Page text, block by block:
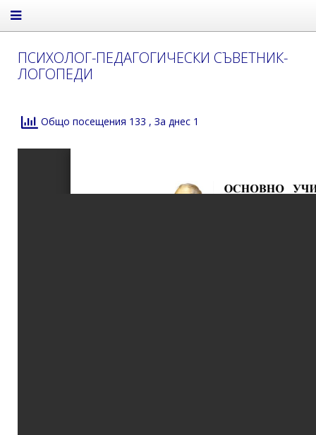
ПСИХОЛОГ-ПЕДАГОГИЧЕСКИ СЪВЕТНИК-
ЛОГОПЕДИ
Общо посещения 133 , За днес 1